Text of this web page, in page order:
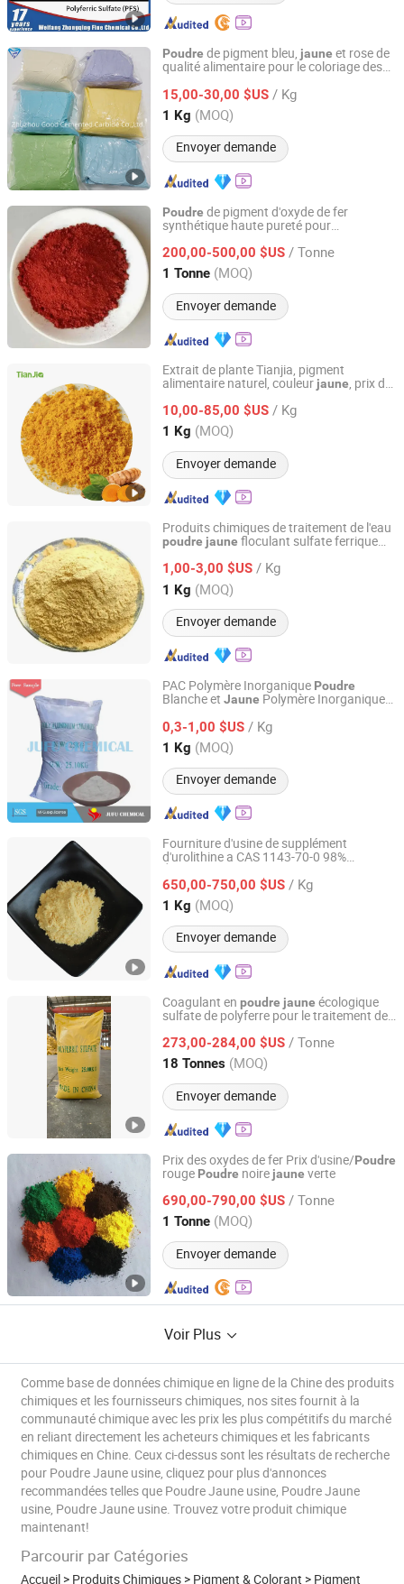
Poudre de pigment bleu, jaune et rose de
qualité alimentaire pour le coloriage des
15,00-30,00 $US / Kg
1 Kg (MOQ)
Envoyer demande
Changsha Purple Moon Machinery Co., Ltd.
Hunan, China Depuis 2024
Poudre de pigment d'oxyde de fer
synthétique haute pureté pour
vrac de pigments rouges,jaune
200,00-500,00 $US / Tonne
1 Tonne (MOQ)
Envoyer demande
MUFENG CHEMICAL (SHANGHAI) CO., LTD.
Shanghai, China Depuis 2021
Extrait de plante Tianjia, pigment
alimentaire naturel, couleur jaune, prix de
10,00-85,00 $US / Kg
1 Kg (MOQ)
Envoyer demande
Shanghai Tianjia Biochemical Co., Ltd.
Shanghai, China Depuis 2022
Produits chimiques de traitement de l'eau
poudre jaune floculant sulfate ferrique
CAS 10028-22-5
1,00-3,00 $US / Kg
1 Kg (MOQ)
Envoyer demande
Dalian Eastland International Trading Co., Ltd.
Liaoning, China Depuis 2021
PAC Polymère Inorganique Poudre
Blanche et Jaune Polymère Inorganique
0,3-1,00 $US / Kg
1 Kg (MOQ)
Envoyer demande
Shandong Jufu Chemical Technology Co., Ltd.
Shandong, China Depuis 2014
Fourniture d'usine de supplément
d'urolithine a CAS 1143-70-0 98%
jaune
650,00-750,00 $US / Kg
1 Kg (MOQ)
Envoyer demande
Hubei Highwin New Material Technology Co., Ltd
Hubei, China Depuis 2024
Coagulant en poudre jaune écologique
sulfate de polyferre pour le traitement de
273,00-284,00 $US / Tonne
18 Tonnes (MOQ)
Envoyer demande
Henan Wanzhong Water Treatment Co., LTD
Henan, China Depuis 2025
Prix des oxydes de fer Prix d'usine/Poudre
rouge Poudre noire jaune verte
690,00-790,00 $US / Tonne
1 Tonne (MOQ)
Envoyer demande
Anhui Feiyan Pigment Co., Ltd.
Anhui, China Depuis 2021
Voir Plus
Comme base de données chimique en ligne de la Chine des produits
chimiques et les fournisseurs chimiques, nos sites fournit à la
communauté chimique avec les prix les plus compétitifs du marché
en reliant directement les acheteurs chimiques et les fabricants
chimiques en Chine. Ceux ci-dessus sont les résultats de recherche
pour Poudre Jaune usine, cliquez pour plus d'annonces
recommandées telles que Poudre Jaune usine, Poudre Jaune
usine, Poudre Jaune usine. Trouvez votre produit chimique
maintenant!
Parcourir par Catégories
Accueil > Produits Chimiques > Pigment & Colorant > Pigment